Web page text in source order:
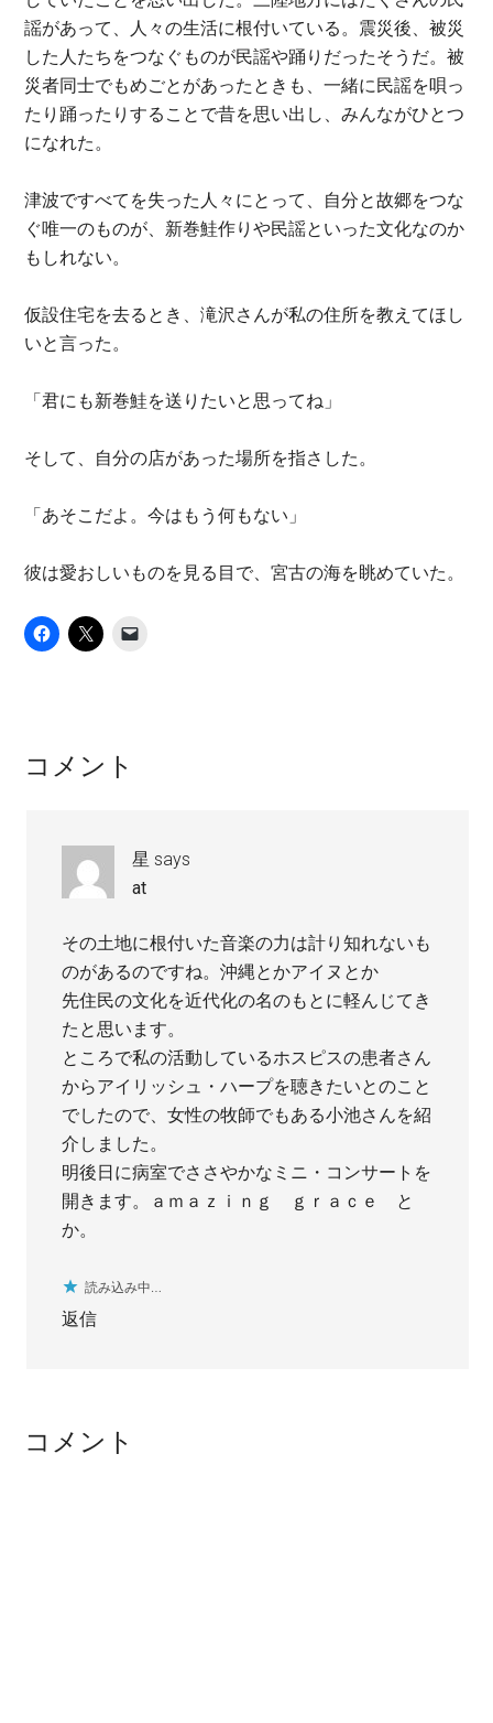
謡があって、人々の生活に根付いている。震災後、被災
した人たちをつなぐものが民謡や踊りだったそうだ。被
災者同士でもめごとがあったときも、一緒に民謡を唄っ
たり踊ったりすることで昔を思い出し、みんながひとつ
になれた。
津波ですべてを失った人々にとって、自分と故郷をつな
ぐ唯一のものが、新巻鮭作りや民謡といった文化なのか
もしれない。
仮設住宅を去るとき、滝沢さんが私の住所を教えてほし
いと言った。
「君にも新巻鮭を送りたいと思ってね」
そして、自分の店があった場所を指さした。
「あそこだよ。今はもう何もない」
彼は愛おしいものを見る目で、宮古の海を眺めていた。
Reader
コメント
星 says
at
その土地に根付いた音楽の力は計り知れないも
のがあるのですね。沖縄とかアイヌとか
先住民の文化を近代化の名のもとに軽んじてき
たと思います。
ところで私の活動しているホスピスの患者さん
からアイリッシュ・ハープを聴きたいとのこと
でしたので、女性の牧師でもある小池さんを紹
介しました。
明後日に病室でささやかなミニ・コンサートを
開きます。ａｍａｚｉｎｇ ｇｒａｃｅ と
か。
読み込み中…
返信
コメント